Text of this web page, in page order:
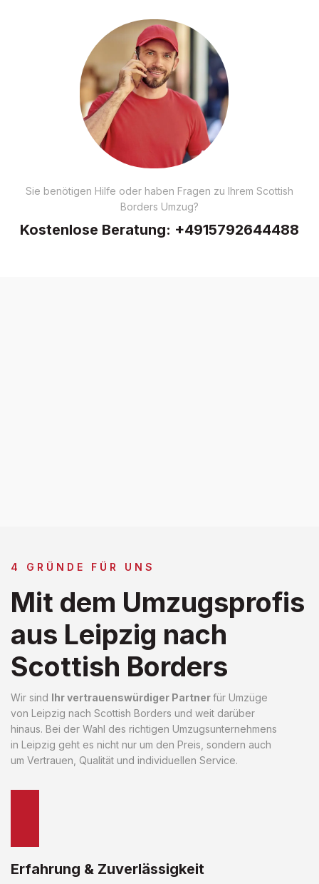
Sie benötigen Hilfe oder haben Fragen zu Ihrem Scottish
Borders Umzug?
Kostenlose Beratung: +4915792644488
4 GRÜNDE FÜR UNS
Mit dem Umzugsprofis
aus Leipzig nach
Scottish Borders
Wir sind Ihr vertrauenswürdiger Partnerfür Umzüge
von Leipzig nach Scottish Borders und weit darüber
hinaus. Bei der Wahl des richtigen Umzugsunternehmens
in Leipzig geht es nicht nur um den Preis, sondern auch
um Vertrauen, Qualität und individuellen Service.
Erfahrung & Zuverlässigkeit